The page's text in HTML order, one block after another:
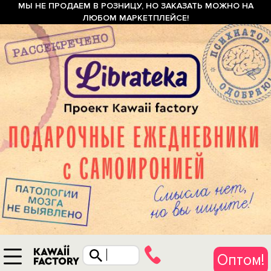
МЫ НЕ ПРОДАЕМ В РОЗНИЦУ, НО ЗАКАЗАТЬ МОЖНО НА
ЛЮБОМ МАРКЕТПЛЕЙСЕ!
Оптом!